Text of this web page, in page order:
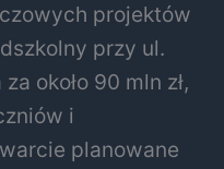
projektów
przy ul.
około 90 mln zł,
i
planowane